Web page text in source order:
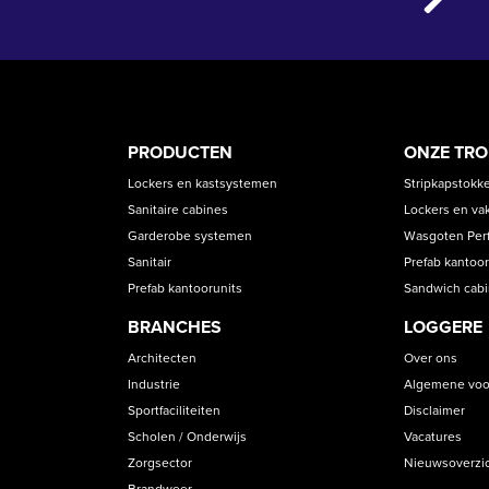
PRODUCT
CATEGORIES
PRODUCTEN
Lockers en kastsystemen
Sanitaire cabines
Garderobe systemen
Sanitair
Prefab kantoorunits
BRANCHES
Architecten
Industrie
Sportfaciliteiten
Scholen / Onderwijs
Zorgsector
ONZE
Lockers en
Wasgoten
Prefab
Sandwich
LOGGERE
Over ons
Algemene
Disclaimer
Vacatures